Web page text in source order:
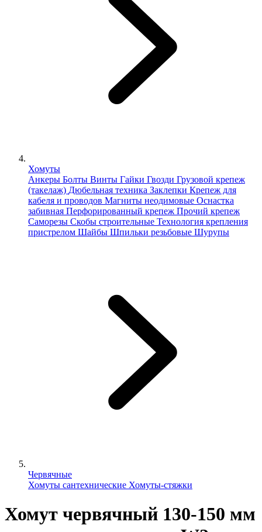
Хомуты
Анкеры Болты Винты Гайки Гвозди Грузовой крепеж
(такелаж) Дюбельная техника Заклепки Крепеж для
кабеля и проводов Магниты неодимовые Оснастка
забивная Перфорированный крепеж Прочий крепеж
Саморезы Скобы строительные Технология крепления
пристрелом Шайбы Шпильки резьбовые Шурупы
Червячные
Хомуты сантехнические Хомуты-стяжки
Хомут червячный 130-150 мм